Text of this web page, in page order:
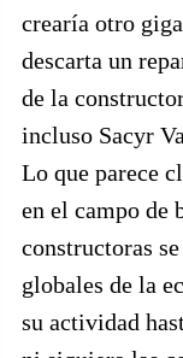
crearía otro
descarta un
de la
incluso Sacyr
Lo que parece
en el campo de
constructoras
globales de la
su actividad